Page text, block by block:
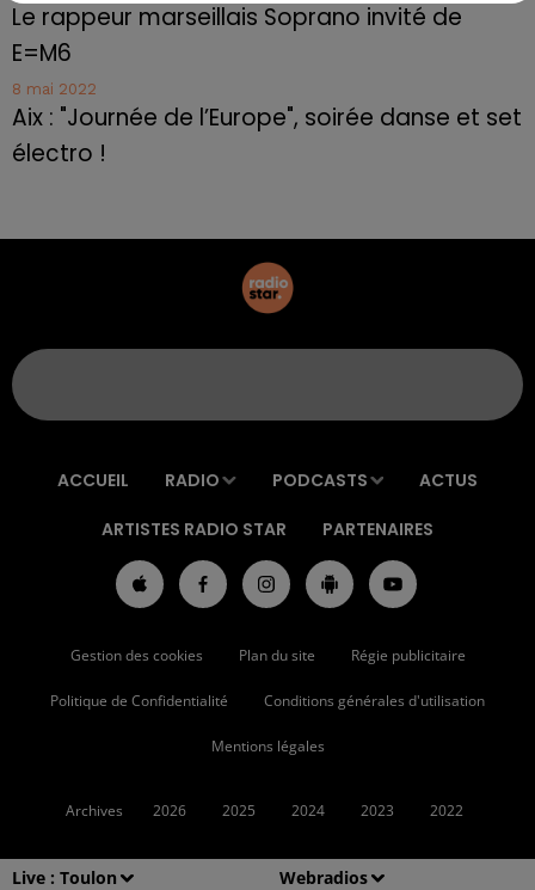
Live : Toulon Webradios
Le rappeur marseillais Soprano invité de
E=M6
8 mai 2022
Aix : "Journée de l’Europe", soirée danse et set
électro !
ACCUEIL RADIO PODCASTS ACTUS
ARTISTES RADIO STAR PARTENAIRES
Gestion des cookies Plan du site Régie publicitaire
Politique de Confidentialité Conditions générales d'utilisation
Mentions légales
Archives 2026 2025 2024 2023 2022